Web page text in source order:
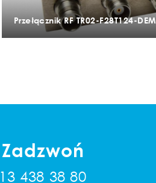
Przełącznik RF TR02-F28T124-DEM
Zadzwoń
13 438 38 80